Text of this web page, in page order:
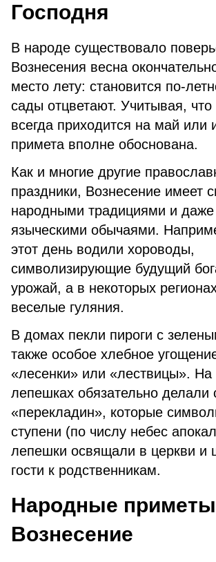
Господня
В народе существовало
Вознесения весна
место лету: становится по-
сады отцветают. Учитывая,
всегда приходится на май или
примета вполне обоснована.
Как и многие другие
праздники, Вознесение имеет
народными традициями и
языческими обычаями.
этот день водили хороводы,
символизирующие будущий
урожай, а в некоторых
веселые гуляния.
В домах пекли пироги с
также особое хлебное
«лесенки» или «лествицы». На
лепешках обязательно делали
«перекладин», которые
ступени (по числу небес
лепешки освящали в церкви и
гости к родственникам.
Народные
Вознесение